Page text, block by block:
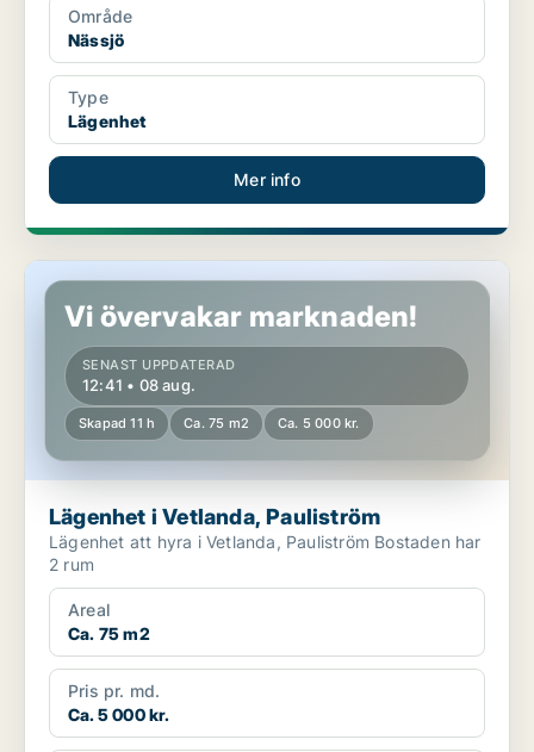
Område
Nässjö
Type
Lägenhet
Mer info
Lägenhet i Vetlanda, Pauliström
Vi övervakar marknaden!
SENAST UPPDATERAD
12:41 • 08 aug.
Skapad 11 h Ca. 75 m2 Ca. 5 000 kr.
Lägenhet i Vetlanda, Pauliström
Lägenhet att hyra i Vetlanda, Pauliström Bostaden har
2 rum
Areal
Ca. 75 m2
Pris pr. md.
Ca. 5 000 kr.